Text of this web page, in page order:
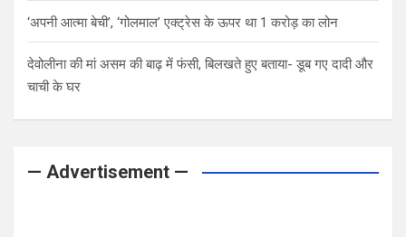
‘अपनी आत्मा बेची’, ‘गोलमाल’ एक्ट्रेस के ऊपर था 1 करोड़ का लोन
देवोलीना की मां असम की बाढ़ में फंसी, बिलखते हुए बताया- डूब गए दादी और
चाची के घर
— Advertisement —